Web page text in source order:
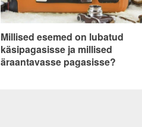
Tutvu enne lendu käsipagasile ja
registreeritud pagasile kehtivate
reeglitega. Vajadusel täpsusta
tingimusi otse lennufirmaga.
Millised esemed on lubatud
käsipagasisse ja millised
äraantavasse pagasisse?